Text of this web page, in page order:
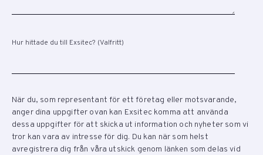
Hur hittade du till Exsitec? (Valfritt)
När du, som representant för ett företag eller motsvarande,
anger dina uppgifter ovan kan Exsitec komma att använda
dessa uppgifter för att skicka ut information och nyheter som vi
tror kan vara av intresse för dig. Du kan när som helst
avregistrera dig från våra utskick genom länken som delas vid